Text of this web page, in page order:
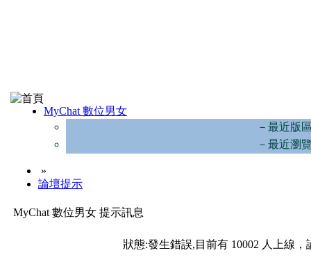
MyChat 數位男女
－最近版
－最近瀏
»
論壇提示
MyChat 數位男女 提示訊息
狀態:發生錯誤,目前有 10002 人上線